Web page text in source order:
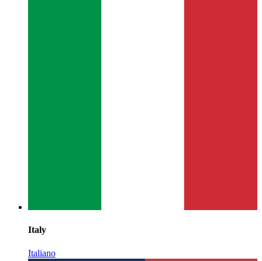
Italy
Italiano